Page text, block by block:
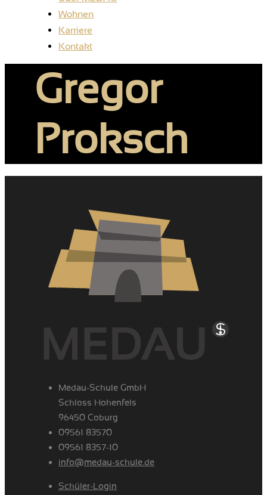
Wohnen
Karriere
Kontakt
Gregor
Proksch
Medau-Schule GmbH
Schloss Hohenfels
96450 Coburg
09561 83570
09561 8357-10
info@medau-schule.de
Schüler-Login